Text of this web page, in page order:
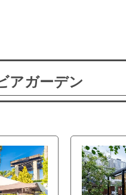
アガーデン